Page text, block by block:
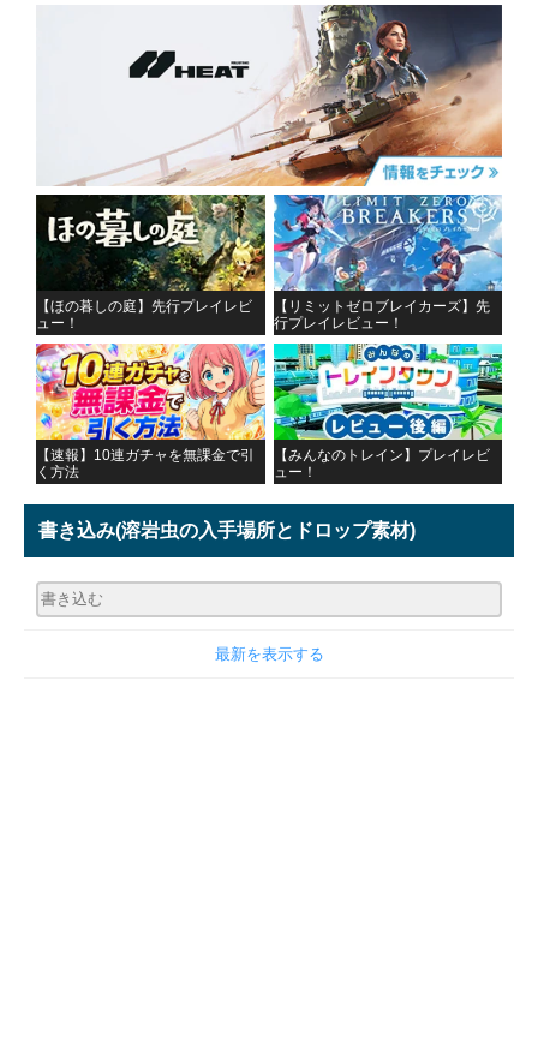
【ほの暮しの庭】先行プレイレビ
ュー！
【リミットゼロブレイカーズ】先
行プレイレビュー！
【速報】10連ガチャを無課金で引
く方法
【みんなのトレイン】プレイレビ
ュー！
書き込み(溶岩虫の入手場所とドロップ素材)
最新を表示する